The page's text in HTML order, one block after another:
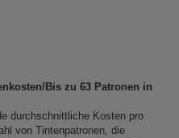
Bis zu 63 Patronen in
durchschnittliche Kosten pro
von Tintenpatronen, die